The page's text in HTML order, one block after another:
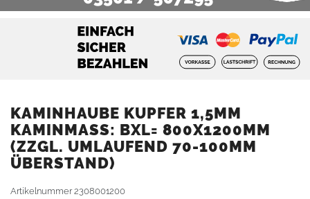
KAMINHAUBE KUPFER 1,5MM
KAMINMASS: BXL= 800X1200MM (
ZZGL. UMLAUFEND 70-100MM Ü
BERSTAND)
Artikelnummer2308001200